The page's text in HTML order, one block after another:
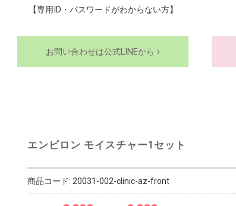
【専用ID・パスワードがわからない方】
お問い合わせは公式LINEから
エンビロン モイスチャー1セット
商品コード: 20031-002-clinic-az-front